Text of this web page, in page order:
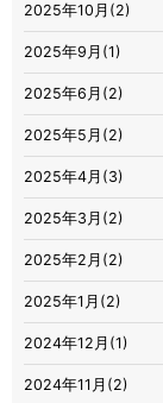
2025年10月(2)
2025年9月(1)
2025年6月(2)
2025年5月(2)
2025年4月(3)
2025年3月(2)
2025年2月(2)
2025年1月(2)
2024年12月(1)
2024年11月(2)